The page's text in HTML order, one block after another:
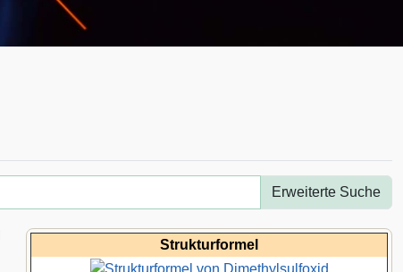
Erweiterte Suche
Strukturformel